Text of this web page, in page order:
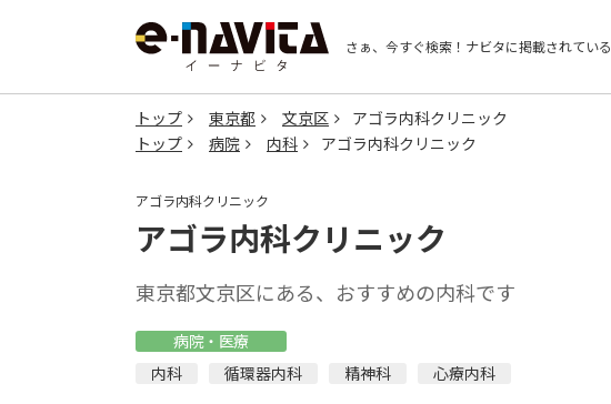
さぁ、今すぐ検索！ ナビタに掲載されている
トップ 東京都 文京区
アゴラ内科クリニック
トップ
病院 内科 アゴラ内科クリニック
アゴラ内科クリニック
アゴラ内科クリニック
東京都文京区にある、おすすめの内科です
病院・医療
内科
循環器内科 精神科 心療内科